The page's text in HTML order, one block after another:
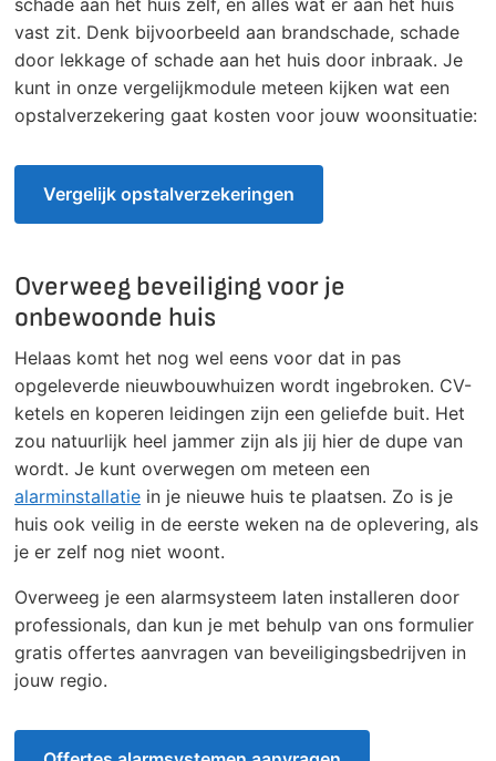
schade aan het huis zelf, en alles wat er aan het huis
vast zit. Denk bijvoorbeeld aan brandschade, schade
door lekkage of schade aan het huis door inbraak. Je
kunt in onze vergelijkmodule meteen kijken wat een
opstalverzekering gaat kosten voor jouw woonsituatie:
Vergelijk opstalverzekeringen
Overweeg beveiliging voor je
onbewoonde huis
Helaas komt het nog wel eens voor dat in pas
opgeleverde nieuwbouwhuizen wordt ingebroken. CV-
ketels en koperen leidingen zijn een geliefde buit. Het
zou natuurlijk heel jammer zijn als jij hier de dupe van
wordt. Je kunt overwegen om meteen een
alarminstallatie in je nieuwe huis te plaatsen. Zo is je
huis ook veilig in de eerste weken na de oplevering, als
je er zelf nog niet woont.
Overweeg je een alarmsysteem laten installeren door
professionals, dan kun je met behulp van ons formulier
gratis offertes aanvragen van beveiligingsbedrijven in
jouw regio.